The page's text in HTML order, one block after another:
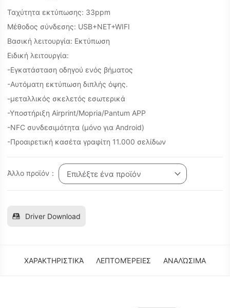
Ταχύτητα εκτύπωσης: 33ppm
Μέθοδος σύνδεσης: USB+NET+WIFI
Βασική λειτουργία: Εκτύπωση
Ειδική λειτουργία:
-Εγκατάσταση οδηγού ενός βήματος
-Αυτόματη εκτύπωση διπλής όψης.
-μεταλλικός σκελετός εσωτερικά
-Υποστήριξη Airprint/Mopria/Pantum APP
-NFC συνδεσιμότητα (μόνο για Android)
-Προαιρετική κασέτα γραφίτη 11.000 σελίδων
Άλλο προϊόν： Επιλέξτε ένα προϊόν
Driver Download
ΧΑΡΑΚΤΗΡΙΣΤΙΚΆ ΛΕΠΤΟΜΈΡΕΙΕΣ ΑΝΑΛΏΣΙΜΑ